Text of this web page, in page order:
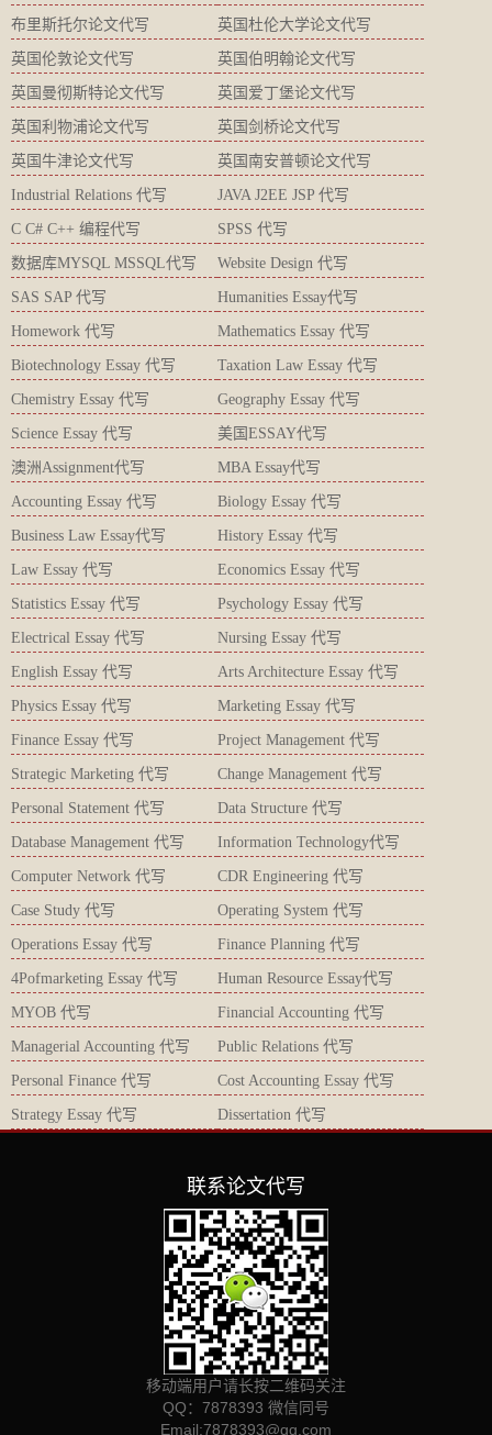
布里斯托尔论文代写 英国杜伦大学论文代写
英国伦敦论文代写 英国伯明翰论文代写
英国曼彻斯特论文代写 英国爱丁堡论文代写
英国利物浦论文代写 英国剑桥论文代写
英国牛津论文代写 英国南安普顿论文代写
Industrial Relations 代写 JAVA J2EE JSP 代写
C C# C++ 编程代写 SPSS 代写
数据库MYSQL MSSQL代写 Website Design 代写
SAS SAP 代写 Humanities Essay代写
Homework 代写 Mathematics Essay 代写
Biotechnology Essay 代写 Taxation Law Essay 代写
Chemistry Essay 代写 Geography Essay 代写
Science Essay 代写 美国ESSAY代写
澳洲Assignment代写 MBA Essay代写
Accounting Essay 代写 Biology Essay 代写
Business Law Essay代写 History Essay 代写
Law Essay 代写 Economics Essay 代写
Statistics Essay 代写 Psychology Essay 代写
Electrical Essay 代写 Nursing Essay 代写
English Essay 代写 Arts Architecture Essay 代写
Physics Essay 代写 Marketing Essay 代写
Finance Essay 代写 Project Management 代写
Strategic Marketing 代写 Change Management 代写
Personal Statement 代写 Data Structure 代写
Database Management 代写 Information Technology代写
Computer Network 代写 CDR Engineering 代写
Case Study 代写 Operating System 代写
Operations Essay 代写 Finance Planning 代写
4Pofmarketing Essay 代写 Human Resource Essay代写
MYOB 代写 Financial Accounting 代写
Managerial Accounting 代写 Public Relations 代写
Personal Finance 代写 Cost Accounting Essay 代写
Strategy Essay 代写 Dissertation 代写
联系论文代写
移动端用户请长按二维码关注
QQ：7878393 微信同号
Email:7878393@qq.com